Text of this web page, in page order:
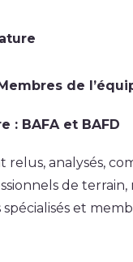
de
: BAFA et BAFD
relus, analysés,
de terrain,
et